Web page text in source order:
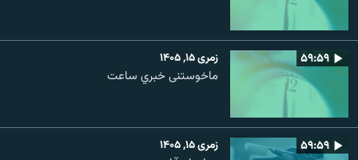
۵۹:۵۹ زمری ۱۵, ۱۴۰۵
ماخوستنی خبري ساعت
۵۹:۵۹ زمری ۱۵, ۱۴۰۵